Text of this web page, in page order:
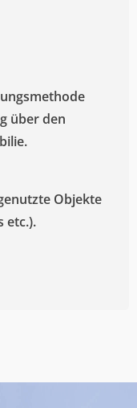
über den
Objekte
etc.).